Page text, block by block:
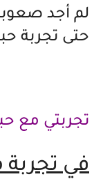
لم أجد
حتى تجربة
تجربتي مع
في